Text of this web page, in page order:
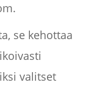
se kehottaa
valitset